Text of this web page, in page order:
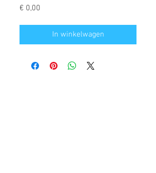
€ 0,00
In winkelwagen